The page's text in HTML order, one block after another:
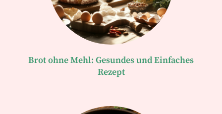
Brot ohne Mehl: Gesundes und Einfaches
Rezept